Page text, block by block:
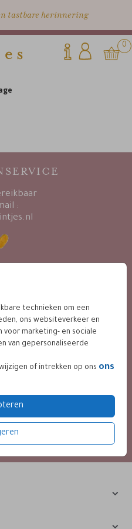
tastbare herinnering
0
technieken om een
ons websiteverkeer en
voor marketing- en sociale
van gepersonaliseerde
of intrekken op ons ons
:
400+ reviews
VIA